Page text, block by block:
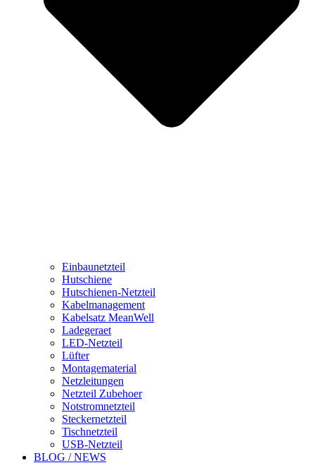
Einbaunetzteil
Hutschiene
Hutschienen-Netzteil
Kabelmanagement
Kabelsatz MeanWell
Ladegeraet
LED-Netzteil
Lüfter
Montagematerial
Netzleitungen
Netzteil Zubehoer
Notstromnetzteil
Steckernetzteil
Tischnetzteil
USB-Netzteil
BLOG / NEWS